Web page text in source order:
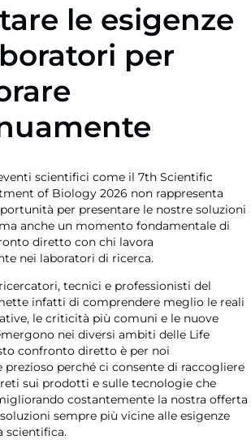
le esigenze
per
scientifici come il 7th Scientific
of Biology 2026 non rappresenta
per presentare le nostre soluzioni
anche un momento fondamentale di
diretto con chi lavora
nei laboratori di ricerca.
tecnici e professionisti del
infatti di comprendere meglio le reali
le criticità più comuni e le nuove
nei diversi ambiti delle Life
confronto diretto è per noi
perché ci consente di raccogliere
sui prodotti e sulle tecnologie che
costantemente la nostra offerta
sempre più vicine alle esigenze
scientifica.